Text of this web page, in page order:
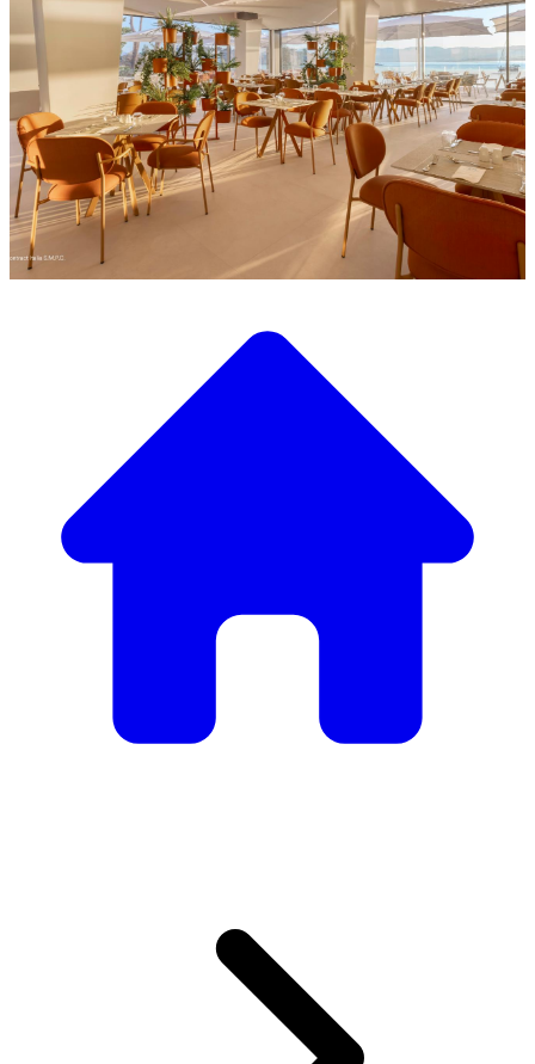
Scopri la nostra ampia selezione di mobili di design
Il Nostro Catalogo Mobili